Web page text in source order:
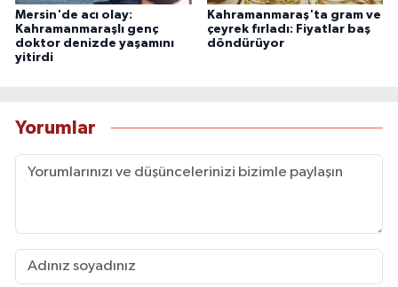
Mersin'de acı olay:
Kahramanmaraşlı genç
doktor denizde yaşamını
yitirdi
Kahramanmaraş'ta gram ve
çeyrek fırladı: Fiyatlar baş
döndürüyor
Yorumlar